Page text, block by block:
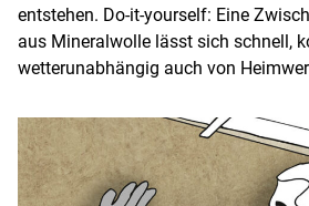
entstehen. Do-it-yourself: Eine
aus Mineralwolle lässt sich schnell,
wetterunabhängig auch von